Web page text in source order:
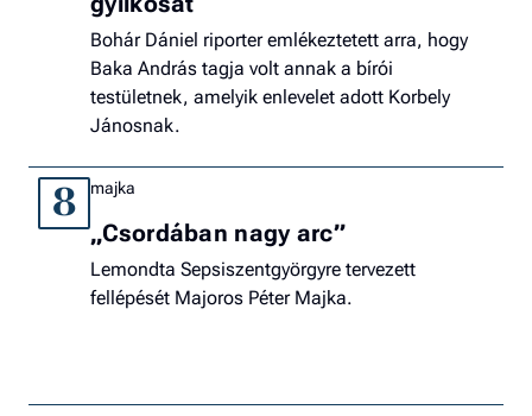
Bohár Dániel riporter emlékeztetett arra, hogy
Baka András tagja volt annak a bírói
testületnek, amelyik enlevelet adott Korbely
Jánosnak.
8 majka
„Csordában nagy arc”
Lemondta Sepsiszentgyörgyre tervezett
fellépését Majoros Péter Majka.